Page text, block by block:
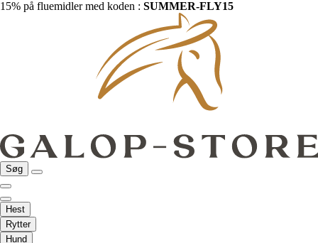
15% på fluemidler med koden : SUMMER-FLY15
Søg
Hest
Rytter
Hund